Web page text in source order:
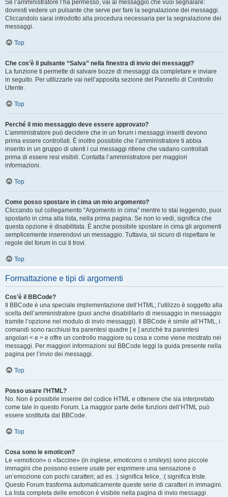
Se l’amministratore l’ha permesso, vai al messaggio che vuoi segnalare:
dovresti vedere un pulsante che serve per fare la segnalazione dei messaggi.
Cliccandolo sarai introdotto alla procedura necessaria per la segnalazione dei
messaggi.
Top
Che cos’è il pulsante “Salva” nella finestra di invio dei messaggi?
La funzione ti permette di salvare bozze di messaggi da completare e inviare
in seguito. Per utilizzarle vai nell’apposita sezione del Pannello di Controllo
Utente.
Top
Perché il mio messaggio deve essere approvato?
L’amministratore può decidere che in un forum i messaggi inseriti devono
prima essere controllati. È inoltre possibile che l’amministratore ti abbia
inserito in un gruppo di utenti i cui messaggi ritiene che vadano controllati
prima di essere resi visibili. Contatta l’amministratore per maggiori
informazioni.
Top
Come posso spostare in cima un mio argomento?
Cliccando sul collegamento “Argomento in cima” mentre lo stai leggendo, puoi
spostarlo in cima alla lista, nella prima pagina. Se non lo vedi, significa che
questa opzione è disabilitata. È anche possibile spostare in cima gli argomenti
semplicemente inserendovi un messaggio. Tuttavia, sii sicuro di rispettare le
regole del forum in cui ti trovi.
Top
Formattazione e tipi di argomenti
Cos’è il BBCode?
Il BBCode è una speciale implementazione dell’HTML; l’utilizzo è soggetto alla
scelta dell’amministratore (puoi anche disabilitarlo di messaggio in messaggio
tramite l’opzione nel modulo di invio messaggi). Il BBCode è simile all’HTML, i
comandi sono racchiusi tra parentesi quadre [ e ] anziché tra parentesi
angolari < e > e offre un controllo maggiore su cosa e come viene mostrato nei
messaggi. Per maggiori informazioni sul BBCode leggi la guida presente nella
pagina per l’invio dei messaggi.
Top
Posso usare l’HTML?
No. Non è possibile inserire del codice HTML e ottenere che sia interpretato
come tale in questo Forum. La maggior parte delle funzioni dell’HTML può
essere sostituita dal BBCode.
Top
Cosa sono le emoticon?
Le «emoticon» o «faccine» (in inglese, emoticons o smileys) sono piccole
immagini che possono essere usate per esprimere una sensazione o
un’emozione con pochi caratteri; ad es. :) significa felice, :( significa triste.
Questo Forum trasforma automaticamente queste serie di caratteri in immagini.
La lista completa delle emoticon è visibile nella pagina di invio messaggi.